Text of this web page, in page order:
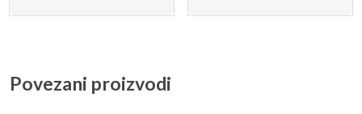
ima
Opcije
ima
Povezani proizvodi